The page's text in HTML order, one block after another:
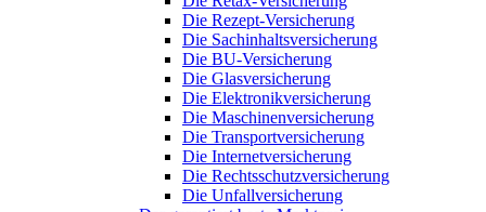
Die Rezept-Versicherung
Die Sachinhaltsversicherung
Die BU-Versicherung
Die Glasversicherung
Die Elektronikversicherung
Die Maschinenversicherung
Die Transportversicherung
Die Internetversicherung
Die Rechtsschutzversicherung
Die Unfallversicherung